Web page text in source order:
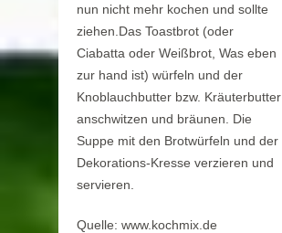
nun nicht mehr kochen und sollte
ziehen.Das Toastbrot (oder
Ciabatta oder Weißbrot, Was eben
zur hand ist) würfeln und der
Knoblauchbutter bzw. Kräuterbutter
anschwitzen und bräunen. Die
Suppe mit den Brotwürfeln und der
Dekorations-Kresse verzieren und
servieren.
Quelle: www.kochmix.de